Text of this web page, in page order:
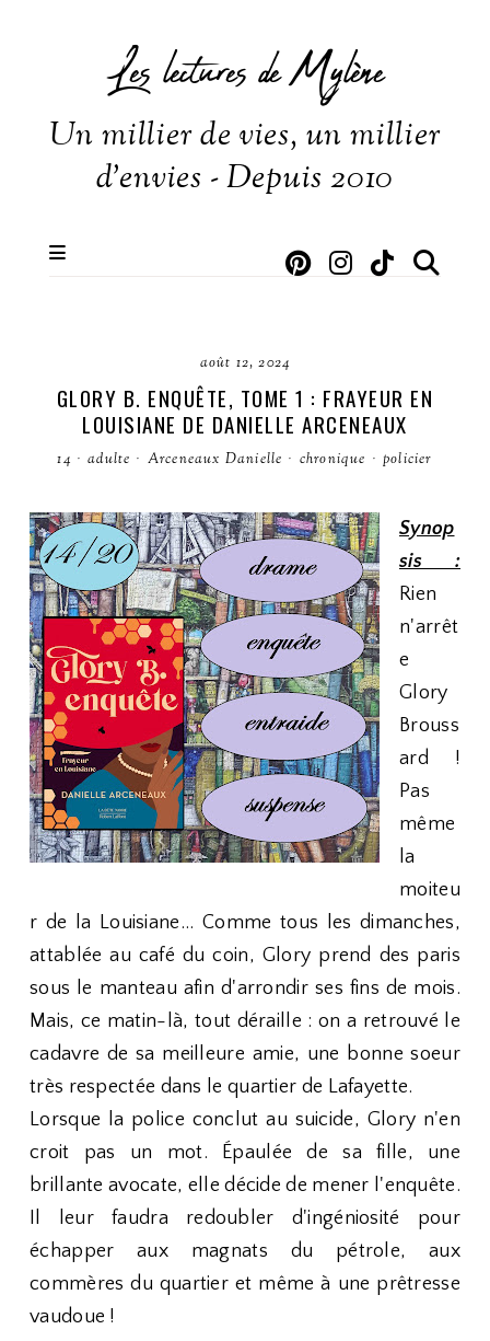
Les lectures de Mylène
Un millier de vies, un millier
d'envies - Depuis 2010
août 12, 2024
GLORY B. ENQUÊTE, TOME 1 : FRAYEUR EN
LOUISIANE DE DANIELLE ARCENEAUX
14 · adulte · Arceneaux Danielle · chronique · policier
Synop
sis :
Rien
n'arrêt
e
Glory
Brouss
ard !
Pas
même
la
moiteu
r de la Louisiane... Comme tous les dimanches,
attablée au café du coin, Glory prend des paris
sous le manteau afin d'arrondir ses fins de mois.
Mais, ce matin-là, tout déraille : on a retrouvé le
cadavre de sa meilleure amie, une bonne soeur
très respectée dans le quartier de Lafayette.
Lorsque la police conclut au suicide, Glory n'en
croit pas un mot. Épaulée de sa fille, une
brillante avocate, elle décide de mener l'enquête.
Il leur faudra redoubler d'ingéniosité pour
échapper aux magnats du pétrole, aux
commères du quartier et même à une prêtresse
vaudoue !